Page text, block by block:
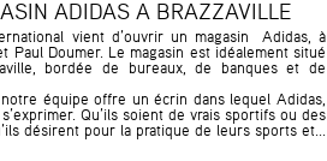
ADIDAS A BRAZZAVILLE
vient d’ouvrir un magasin Adidas, à
Paul Doumer. Le magasin est idéalement situé
bordée de bureaux, de banques et de
équipe offre un écrin dans lequel Adidas,
Qu’ils soient de vrais sportifs ou des
désirent pour la pratique de leurs sports et...